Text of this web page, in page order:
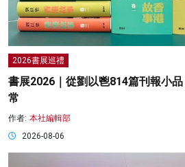
2026書展巡禮
書展2026｜從劉以鬯814篇刊報小
常
作者: 本社編輯部
2026-08-06